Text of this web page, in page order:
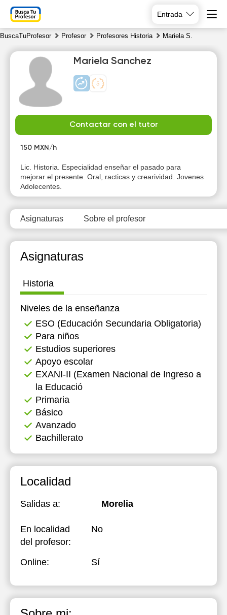
Entrada
BuscaTuProfesor Profesor Profesores Historia Mariela S.
Mariela Sanchez
Contactar con el tutor
150 MXN/h
Lic. Historia. Especialidad enseñar el pasado para
mejorar el presente. Oral, racticas y crearividad. Jovenes
Adolecentes.
Asignaturas Sobre el profesor
Asignaturas
Historia
Niveles de la enseñanza
ESO (Educación Secundaria Obligatoria)
Para niños
Estudios superiores
Apoyo escolar
EXANI-II (Examen Nacional de Ingreso a
la Educació
Primaria
Básico
Avanzado
Bachillerato
Localidad
Salidas a: Morelia
En localidad
del profesor:
No
Online: Sí
8
Su
9
Mo
10
11